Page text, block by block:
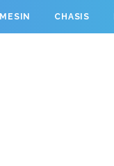
MESIN CHASIS